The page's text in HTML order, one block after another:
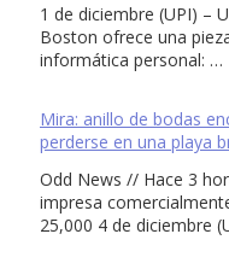
1 de diciembre (UPI) –
Boston ofrece una
informática personal: …
Mira: anillo de bodas
perderse en una playa
Odd News // Hace 3
impresa
25,000 4 de diciembre